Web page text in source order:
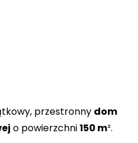
przestronny dom
o powierzchni150 m².